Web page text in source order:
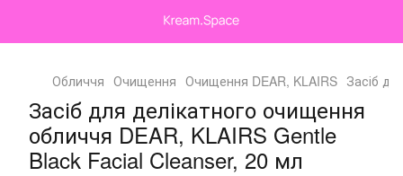
Обличчя Очищення Очищення DEAR, KLAIRS Засіб
Засіб для делікатного очищення
обличчя DEAR, KLAIRS Gentle
Black Facial Cleanser, 20 мл